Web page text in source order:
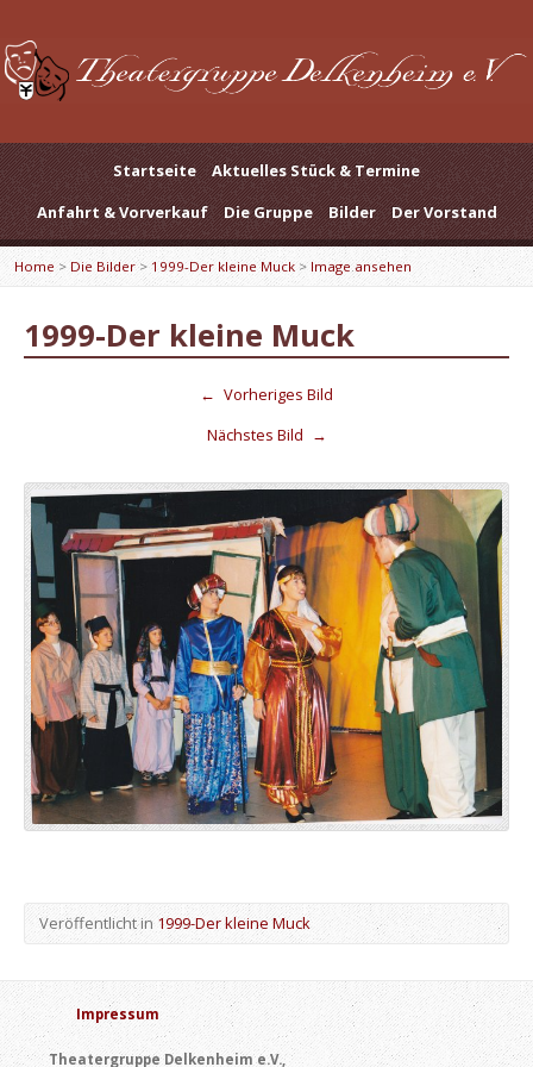
Startseite
Aktuelles Stück & Termine
Anfahrt & Vorverkauf
Die Gruppe Bilder Der Vorstand
Home > Die Bilder> 1999-Der kleine Muck > Image ansehen
1999-Der kleine Muck
← Vorheriges Bild
Nächstes Bild →
Veröffentlicht in1999-Der kleine Muck
Impressum
Theatergruppe Delkenheim e.V.,